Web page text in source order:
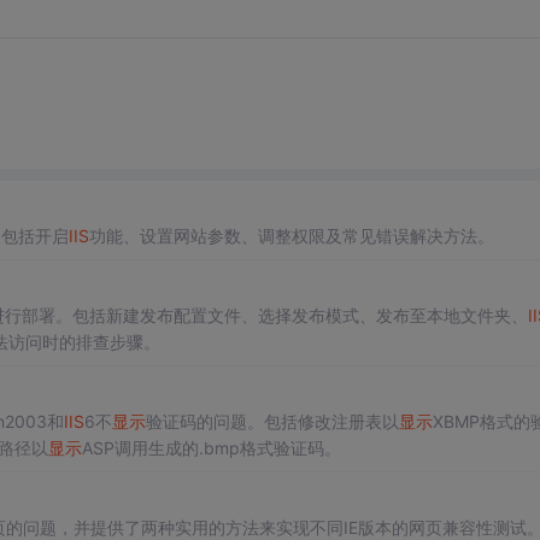
括开启IIS功能、设置网站参数、调整权限及常见错误解决方法。
行部署。包括新建发布配置文件、选择发布模式、发布至本地文件夹、
问时的排查步骤。
和IIS6不显示验证码的问题。包括修改注册表以 显示XBMP格式的
径以 显示ASP调用生成的.bmp格式验证码。
问题，并提供了两种实用的方法来实现不同IE版本的网页兼容性测试。